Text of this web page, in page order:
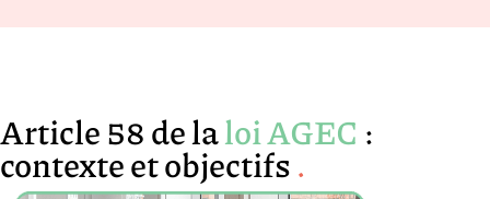
Article 58 de laloi AGEC :
contexte et objectifs.